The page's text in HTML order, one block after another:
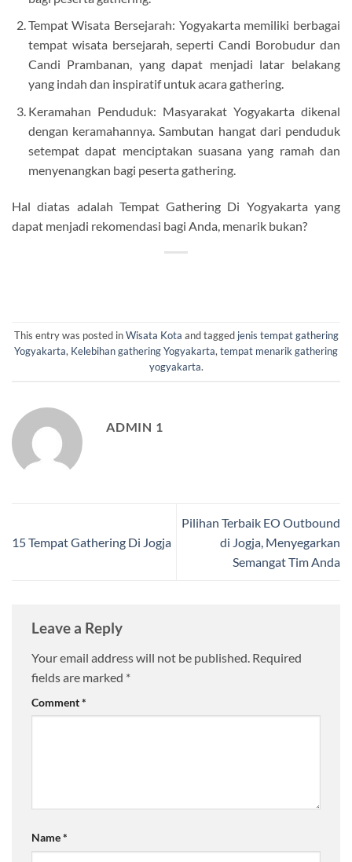
Tempat Wisata Bersejarah: Yogyakarta memiliki berbagai
tempat wisata bersejarah, seperti Candi Borobudur dan
Candi Prambanan, yang dapat menjadi latar belakang
yang indah dan inspiratif untuk acara gathering.
Keramahan Penduduk: Masyarakat Yogyakarta dikenal
dengan keramahannya. Sambutan hangat dari penduduk
setempat dapat menciptakan suasana yang ramah dan
menyenangkan bagi peserta gathering.
Hal diatas adalah Tempat Gathering Di Yogyakarta yang
dapat menjadi rekomendasi bagi Anda, menarik bukan?
This entry was posted inWisata Kota and tagged jenis tempat gathering
Yogyakarta, Kelebihan gathering Yogyakarta, tempat menarik gathering
yogyakarta.
ADMIN 1
15 Tempat Gathering Di Jogja
Pilihan Terbaik EO Outbound
di Jogja, Menyegarkan
Semangat Tim Anda
Leave a Reply
Your email address will not be published. Required
fields are marked *
Comment*
Name*